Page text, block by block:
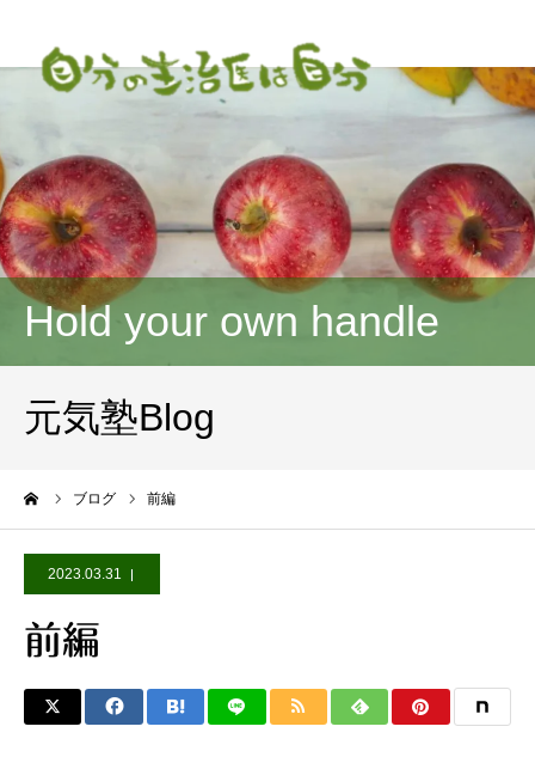
Hold your own handle
元気塾Blog
ブログ 前編
2023.03.31
前編